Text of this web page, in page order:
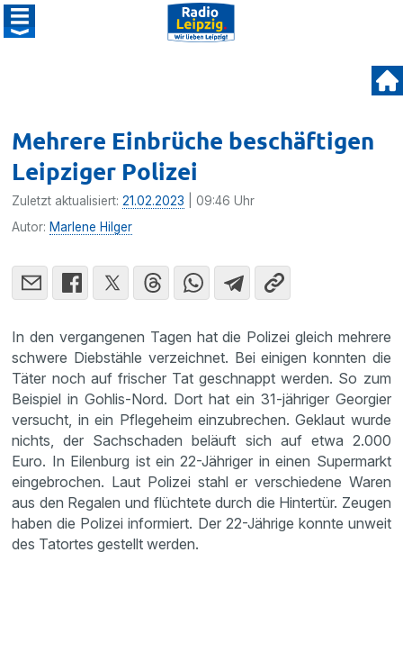
Mehrere Einbrüche beschäftigen
Leipziger Polizei
Zuletzt aktualisiert:21.02.2023 | 09:46 Uhr
Autor: Marlene Hilger
In den vergangenen Tagen hat die Polizei gleich mehrere
schwere Diebstähle verzeichnet. Bei einigen konnten die
Täter noch auf frischer Tat geschnappt werden. So zum
Beispiel in Gohlis-Nord. Dort hat ein 31-jähriger Georgier
versucht, in ein Pflegeheim einzubrechen. Geklaut wurde
nichts, der Sachschaden beläuft sich auf etwa 2.000
Euro. In Eilenburg ist ein 22-Jähriger in einen Supermarkt
eingebrochen. Laut Polizei stahl er verschiedene Waren
aus den Regalen und flüchtete durch die Hintertür. Zeugen
haben die Polizei informiert. Der 22-Jährige konnte unweit
des Tatortes gestellt werden.